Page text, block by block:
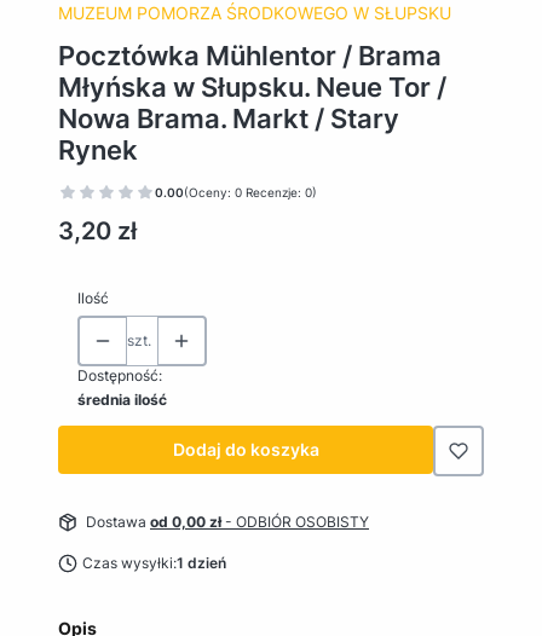
MUZEUM POMORZA ŚRODKOWEGO W SŁUPSKU
Pocztówka Mühlentor / Brama
Młyńska w Słupsku. Neue Tor /
Nowa Brama. Markt / Stary
Rynek
0.00(Oceny: 0 Recenzje: 0)
Cena
3,20 zł
Ilość
szt.
Dostępność:
średnia ilość
Dodaj do koszyka
Dostawa od 0,00 zł- ODBIÓR OSOBISTY
Czas wysyłki:1 dzień
Opis